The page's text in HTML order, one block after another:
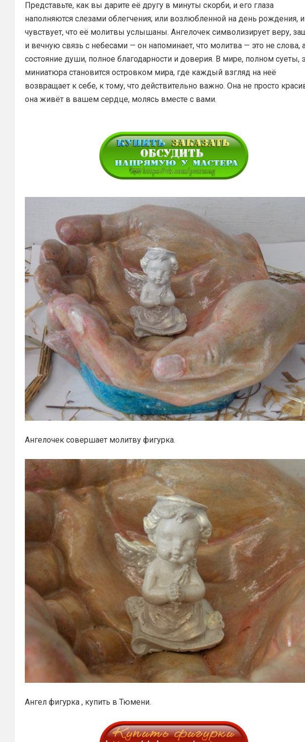
Представьте, как вы дарите её другу в минуты скорби, и его глаза
наполняются слезами облегчения; или возлюбленной на день рождения,
чувствует, что её молитвы услышаны. Ангелочек символизирует веру,
и вечную связь с небесами — он напоминает, что молитва — это не слова,
состояние души, полное благодарности и доверия. В мире, полном суеты,
миниатюра становится островком мира, где каждый взгляд на неё
возвращает к себе, к тому, что действительно важно. Она не просто
она живёт в вашем сердце, молясь вместе с вами.
Ангелочек совершает молитву фигурка.
Ангел фигурка , купить в Тюмени.